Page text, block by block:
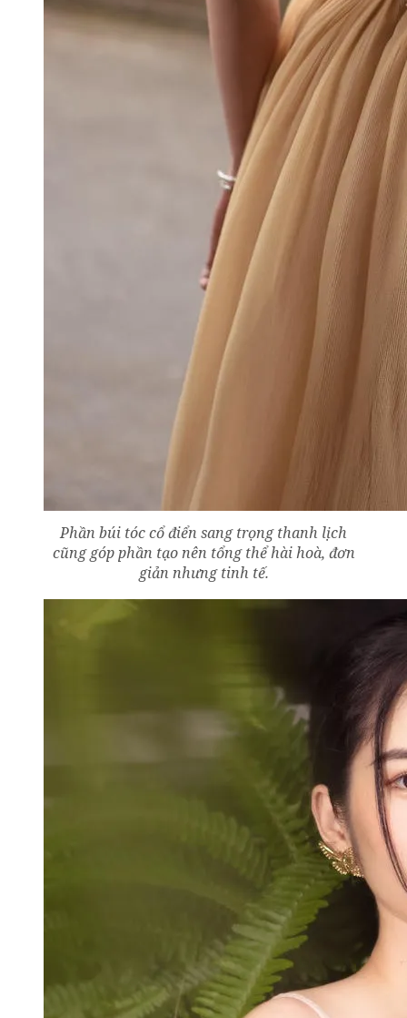
Phần búi tóc cổ điển sang trọng thanh lịch
cũng góp phần tạo nên tổng thể hài hoà, đơn
giản nhưng tinh tế.